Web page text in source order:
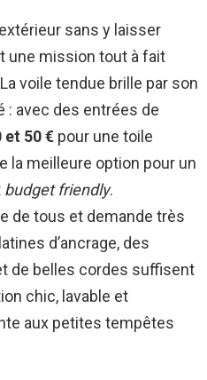
sans y laisser
une mission tout à fait
voile tendue brille par son
: avec des entrées de
et 50 € pour une toile
la meilleure option pour un
budget friendly.
de tous et demande très
d’ancrage, des
de belles cordes suffisent
chic, lavable et
aux petites tempêtes